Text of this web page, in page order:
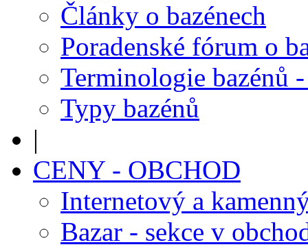
Články o bazénech
Poradenské fórum o
Terminologie bazénů
Typy bazénů
|
CENY - OBCHOD
Internetový a
Bazar - sekce v